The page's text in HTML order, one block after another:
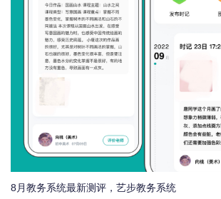
8月教务系统最新测评，艺步教务系统